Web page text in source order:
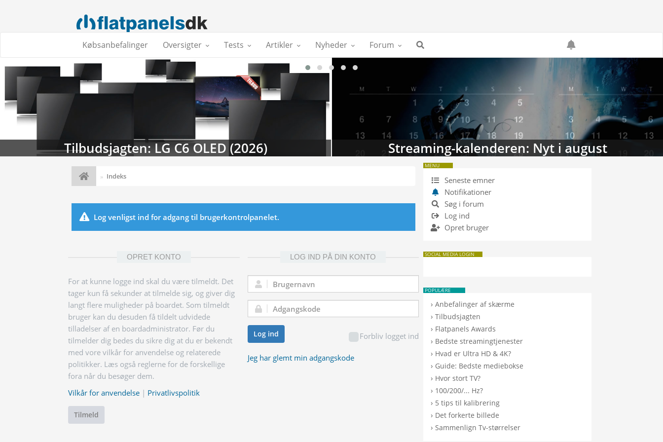
Købsanbefalinger Oversigter Tests Artikler Nyheder Forum
Tilbudsjagten: LG C6 OLED (2026) Streaming-kalenderen: Nyt i august
Indeks
Log venligst ind for adgang til brugerkontrolpanelet.
OPRET KONTO
For at kunne logge ind skal du være tilmeldt. Det
tager kun få sekunder at tilmelde sig, og giver dig
langt flere muligheder på boardet. Som tilmeldt
bruger kan du desuden få tildelt udvidede
tilladelser af en boardadministrator. Før du
tilmelder dig bedes du sikre dig at du er bekendt
med vore vilkår for anvendelse og relaterede
politikker. Læs også reglerne for de forskellige
fora når du besøger dem.
Vilkår for anvendelse | Privatlivspolitik
Tilmeld
LOG IND PÅ DIN KONTO
Brugernavn:
Adgangskode:
Forbliv logget ind
Log ind
Jeg har glemt min adgangskode
MENU
Seneste emner
Notifikationer
Søg i forum
Log ind
Opret bruger
SOCIAL MEDIA LOGIN
POPULÆRE
›Anbefalinger af skærme
›Tilbudsjagten
› Flatpanels Awards
› Bedste streamingtjenester
› Hvad er Ultra HD & 4K?
› Guide: Bedste mediebokse
› Hvor stort TV?
› 100/200/... Hz?
› 5 tips til kalibrering
› Det forkerte billede
›Sammenlign Tv-størrelser